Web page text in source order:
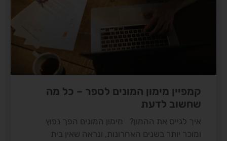
קמפיין מימון המונים לספר – כל מה
שחשוב לדעת
איך לגייס את ההמון? מימון המונים הפך נפוץ
ומוכר יותר בשנים האחרונות, ונראה שאין בית